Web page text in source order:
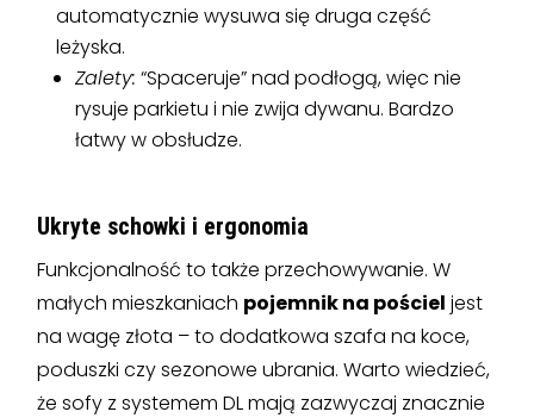
automatycznie wysuwa się druga część
leżyska.
Zalety: “Spaceruje” nad podłogą, więc nie
rysuje parkietu i nie zwija dywanu. Bardzo
łatwy w obsłudze.
Ukryte schowki i ergonomia
Funkcjonalność to także przechowywanie. W
małych mieszkaniach pojemnik na pościel jest
na wagę złota – to dodatkowa szafa na koce,
poduszki czy sezonowe ubrania. Warto wiedzieć,
że sofy z systemem DL mają zazwyczaj znacznie